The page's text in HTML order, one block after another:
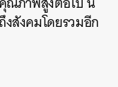
สังคมโดยรวมอีก